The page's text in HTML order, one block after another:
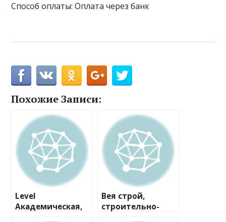
Способ оплаты: Оплата через банк
Похожие Записи:
Level
Академическая,
Вея строй,
строительно-